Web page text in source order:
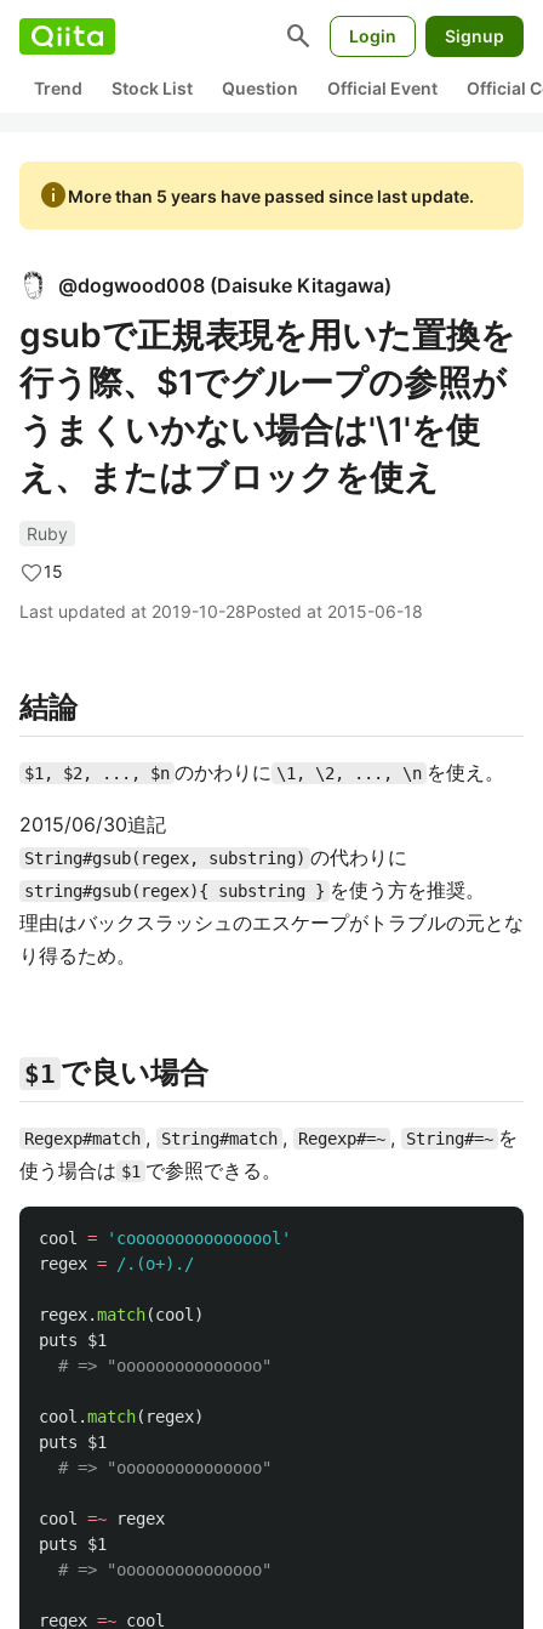
search Login Signup
Trend Stock List Question Official Event Official
infoMore than 5 years have passed since last update.
@dogwood008 (Daisuke Kitagawa)
gsubで正規表現を用いた置換を
行う際、$1でグループの参照が
うまくいかない場合は'\1'を使
え、またはブロックを使え
Ruby
15
Last updated at 2019-10-28Posted at 2015-06-18
結論
$1, $2, ..., $n のかわりに \1, \2, ..., \n を使え。
2015/06/30追記
String#gsub(regex, substring) の代わりに
string#gsub(regex){ substring } を使う方を推奨。
理由はバックスラッシュのエスケープがトラブルの元とな
り得るため。
$1 で良い場合
Regexp#match , String#match , Regexp#=~ , String#=~ を
使う場合は $1 で参照できる。
cool =
'coooooooooooooool'
regex = /.(o+)./
regex.match(cool )
puts
$1
# => "ooooooooooooooo"
cool .match( regex)
puts
$1
# => "ooooooooooooooo"
cool =~
regex
puts
$1
# => "ooooooooooooooo"
regex =~ cool